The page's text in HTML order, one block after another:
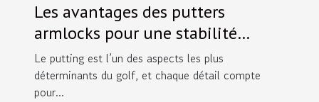
Les avantages des putters
armlocks pour une stabilité
accrue
Le putting est l’un des aspects les plus
déterminants du golf, et chaque détail compte
pour...